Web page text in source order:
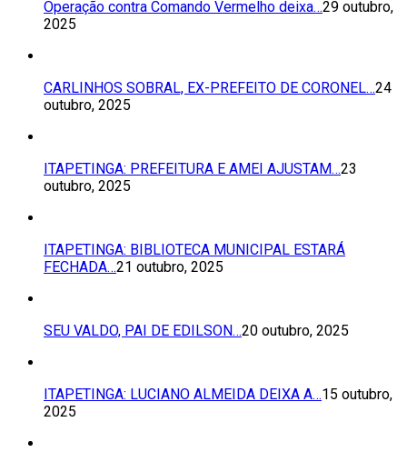
Operação contra Comando Vermelho deixa…29 outubro,
2025
CARLINHOS SOBRAL, EX-PREFEITO DE CORONEL…24
outubro, 2025
ITAPETINGA: PREFEITURA E AMEI AJUSTAM…23
outubro, 2025
ITAPETINGA: BIBLIOTECA MUNICIPAL ESTARÁ
FECHADA…21 outubro, 2025
SEU VALDO, PAI DE EDILSON…20 outubro, 2025
ITAPETINGA: LUCIANO ALMEIDA DEIXA A…15 outubro,
2025